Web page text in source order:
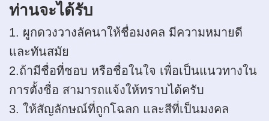
ท่านจะได้รับ
1. ผูกดวงวางลัคนาให้ชื่อมงคล มีความหมายดี
และทันสมัย
2.ถ้ามีชื่อที่ชอบ หรือชื่อในใจ เพื่อเป็นแนวทางใน
การตั้งชื่อ สามารถแจ้งให้ทราบได้ครับ
3. ให้สัญลักษณ์ที่ถูกโฉลก และสีที่เป็นมงคล